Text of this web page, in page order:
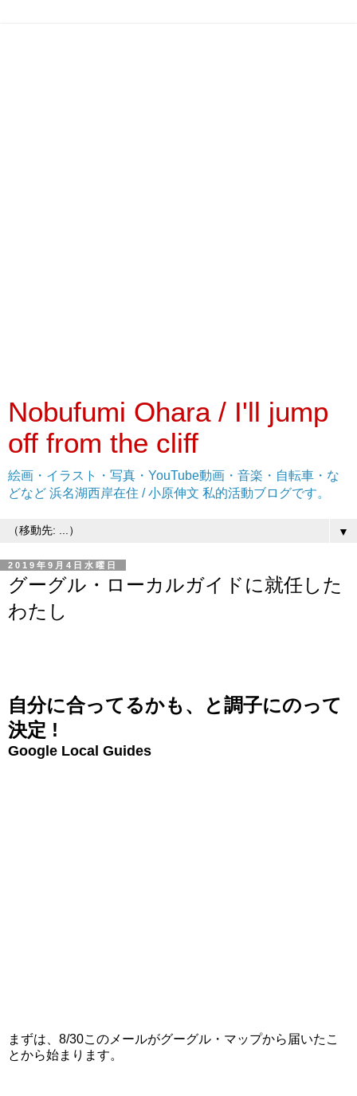
Nobufumi Ohara / I'll jump
off from the cliff
絵画・イラスト・写真・YouTube動画・音楽・自転車・な
どなど 浜名湖西岸在住 / 小原伸文 私的活動ブログです。
▼
2019年9月4日水曜日
グーグル・ローカルガイドに就任した
わたし
自分に合ってるかも、と調子にのって
決定 !
Google Local Guides
まずは、8/30このメールがグーグル・マップから届いたこ
とから始まります。